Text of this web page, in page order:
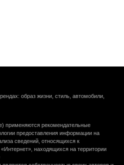
образ жизни, стиль, автомобили,
применяются рекомендательные
предоставления информации на
сведений, относящихся к
находящихся на территории